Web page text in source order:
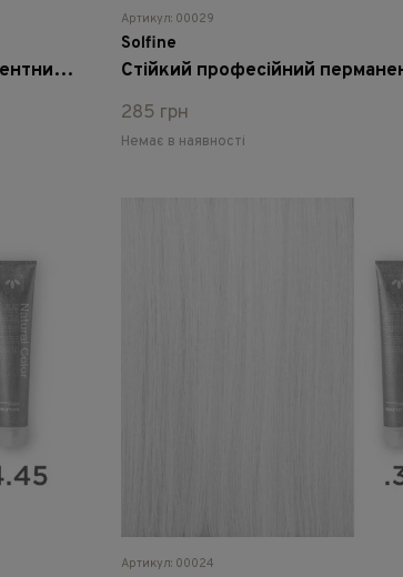
Стійкий професійний перманентний фарбник Solfine Natural Color 7.40 - мідний блонд, 100 мл
Артикул: 00029
Solfine
285 грн
Немає в наявності
Артикул: 00024